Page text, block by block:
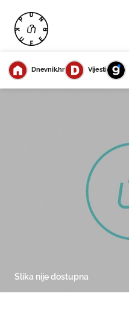
Dnevnik.hr Vijesti
Slika nije dostupna